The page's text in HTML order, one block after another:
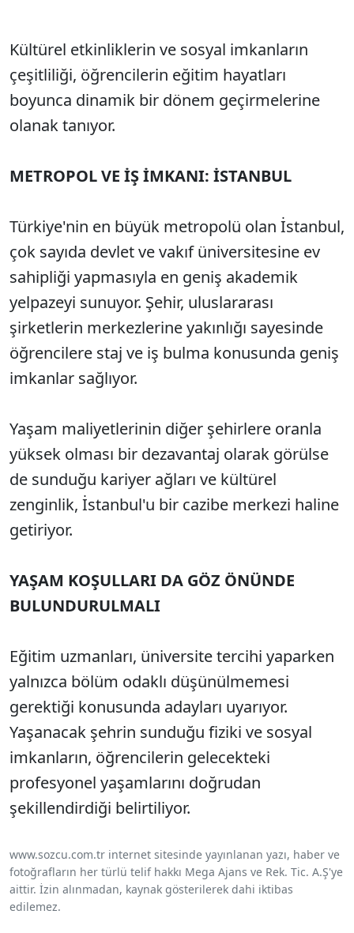
Kültürel etkinliklerin ve sosyal imkanların
çeşitliliği, öğrencilerin eğitim hayatları
boyunca dinamik bir dönem geçirmelerine
olanak tanıyor.
METROPOL VE İŞ İMKANI: İSTANBUL
Türkiye'nin en büyük metropolü olan İstanbul,
çok sayıda devlet ve vakıf üniversitesine ev
sahipliği yapmasıyla en geniş akademik
yelpazeyi sunuyor. Şehir, uluslararası
şirketlerin merkezlerine yakınlığı sayesinde
öğrencilere staj ve iş bulma konusunda geniş
imkanlar sağlıyor.
Yaşam maliyetlerinin diğer şehirlere oranla
yüksek olması bir dezavantaj olarak görülse
de sunduğu kariyer ağları ve kültürel
zenginlik, İstanbul'u bir cazibe merkezi haline
getiriyor.
YAŞAM KOŞULLARI DA GÖZ ÖNÜNDE
BULUNDURULMALI
Eğitim uzmanları, üniversite tercihi yaparken
yalnızca bölüm odaklı düşünülmemesi
gerektiği konusunda adayları uyarıyor.
Yaşanacak şehrin sunduğu fiziki ve sosyal
imkanların, öğrencilerin gelecekteki
profesyonel yaşamlarını doğrudan
şekillendirdiği belirtiliyor.
www.sozcu.com.tr internet sitesinde yayınlanan yazı, haber ve
fotoğrafların her türlü telif hakkı Mega Ajans ve Rek. Tic. A.Ş'ye
aittir. İzin alınmadan, kaynak gösterilerek dahi iktibas
edilemez.